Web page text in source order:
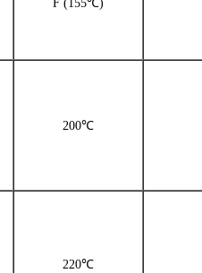
F (155℃)
200℃
220℃